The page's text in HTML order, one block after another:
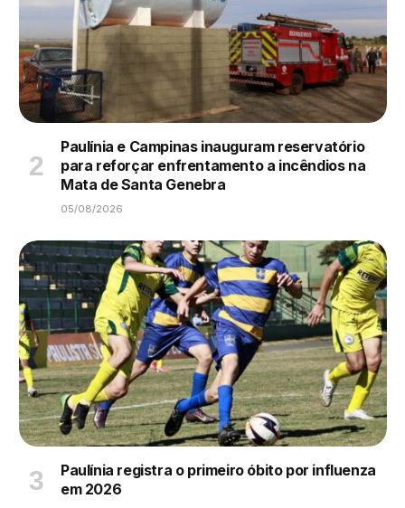
Paulínia e Campinas inauguram reservatório
para reforçar enfrentamento a incêndios na
Mata de Santa Genebra
05/08/2026
Paulínia registra o primeiro óbito por influenza
em 2026